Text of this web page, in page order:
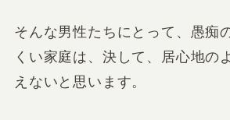
そんな男性たちにとって、愚痴
くい家庭は、決して、居心地の
えないと思います。